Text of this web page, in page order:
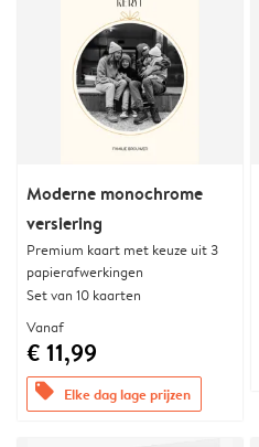
Moderne monochrome
versiering
Premium kaart met keuze uit 3
papierafwerkingen
Set van 10 kaarten
Vanaf
€ 11,99
offers Elke dag lage prijzen